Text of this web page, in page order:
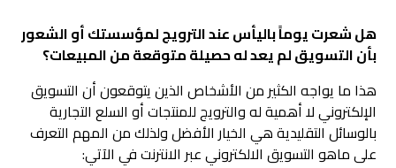
هل شعرت يوماً باليأس عند الترويج لمؤسستك أو الشعور
بأن التسويق لم يعد له حصيلة متوقعة من المبيعات؟
هذا ما يواجه الكثير من الأشخاص الذين يتوقعون أن التسويق
الإلكتروني لا أهمية له والترويج للمنتجات أو السلع التجارية
بالوسائل التقليدية هي الخيار الأفضل ولذلك من المهم التعرف
على ماهو التسويق الالكتروني عبر الانترنت في الآتي: